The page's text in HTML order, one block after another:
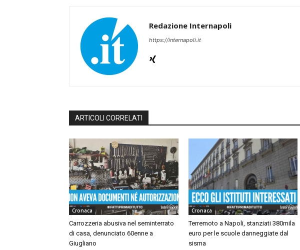
Redazione Internapoli
https://internapoli.it
ARTICOLI CORRELATI
Cronaca
Carrozzeria abusiva nel seminterrato
di casa, denunciato 60enne a
Giugliano
Cronaca
Terremoto a Napoli, stanziati 380mila
euro per le scuole danneggiate dal
sisma